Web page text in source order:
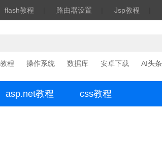
flash教程 路由器设置 Jsp教程
程 操作系统 数据库 安卓下载 AI头条
asp.net教程 css教程